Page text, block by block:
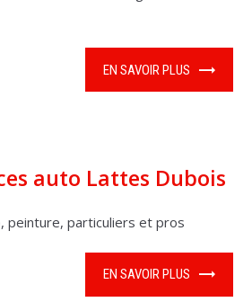
EN SAVOIR PLUS
auto Lattes Dubois
peinture, particuliers et pros
EN SAVOIR PLUS